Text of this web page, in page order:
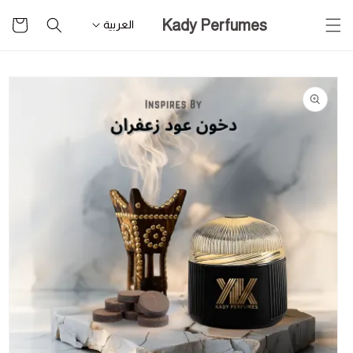
للمحتوى
Kady Perfumes العربية
التسوق
تخطى
لمعلومات
المنتج